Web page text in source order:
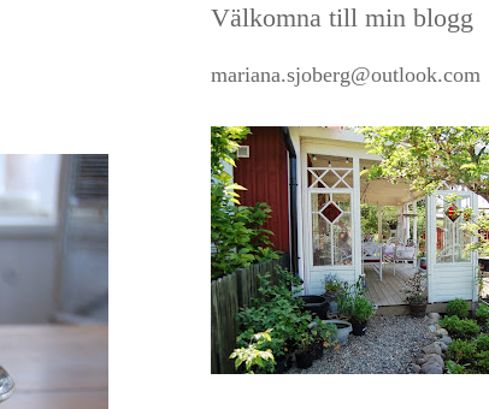
Välkomna till min blogg
mariana.sjoberg@outlook.com